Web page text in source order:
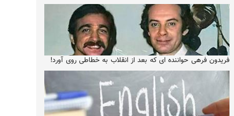
فریدون فرهی حواننده ای که بعد از انقلاب به خطاطی روی آورد!